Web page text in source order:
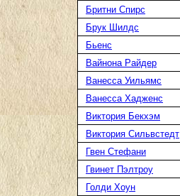
Бритни Спирс
Брук Шилдс
Бьенс
Вайнона Райдер
Ванесса Уильямс
Ванесса Хадженс
Виктория Бекхэм
Виктория Сильвстедт
Гвен Стефани
Гвинет Пэлтроу
Голди Хоун